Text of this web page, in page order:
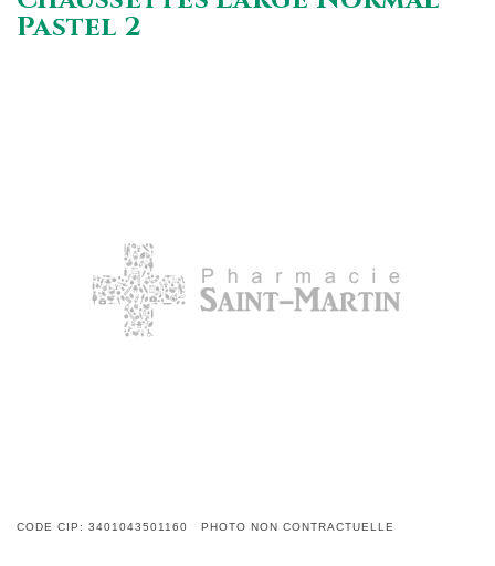
Pastel 2
CODE CIP: 3401043501160 PHOTO NON CONTRACTUELLE